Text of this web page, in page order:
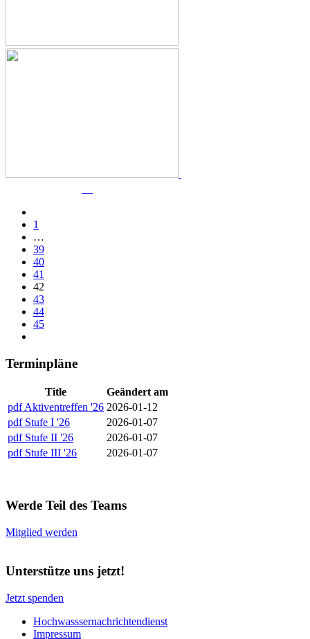
1
…
39
40
41
42
43
44
45
Terminpläne
Title
Geändert am
pdf Aktiventreffen '26 2026-01-12
pdf Stufe I '26
2026-01-07
pdf Stufe II '26
2026-01-07
pdf Stufe III '26 2026-01-07
Werde Teil des Teams
Mitglied werden
Unterstütze uns jetzt!
Jetzt spenden
Hochwasssernachrichtendienst
Impressum